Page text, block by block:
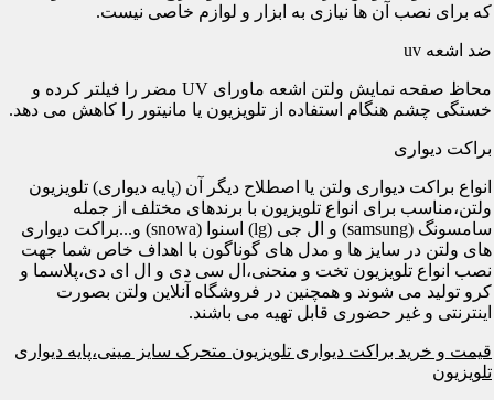
که برای نصب آن ها نیازی به ابزار و لوازم خاصی نیست.
ضد اشعه uv
محاظ صفحه نمایش ولتن اشعه ماورای UV مضر را فیلتر کرده و
خستگی چشم هنگام استفاده از تلویزیون یا مانیتور را کاهش می دهد.
براکت دیواری
انواع براکت دیواری ولتن یا اصطلاح دیگر آن (پایه دیواری) تلویزیون
ولتن،مناسب برای انواع تلویزیون با برندهای مختلف از جمله
سامسونگ (samsung) و ال جی (lg) اسنوا (snowa) و...براکت دیواری
های ولتن در سایز ها و مدل های گوناگون با اهداف خاص شما جهت
نصب انواع تلویزیون تخت و منحنی،ال سی دی و ال ای دی،پلاسما و
کرو تولید می شوند و همچنین در فروشگاه آنلاین ولتن بصورت
اینترنتی و غیر حضوری قابل تهیه می باشند.
قیمت و خرید براکت دیواری تلویزیون متحرک سایز مینی،پایه دیواری
تلویزیون